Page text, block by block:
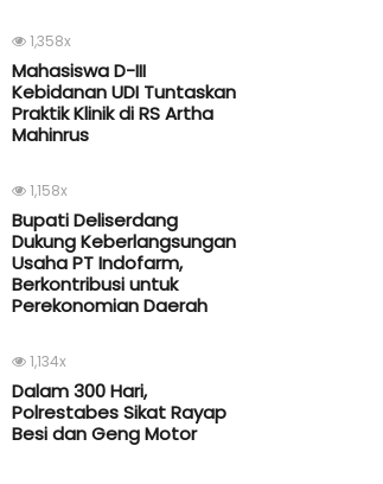
1,358x
Mahasiswa D-III
Kebidanan UDI Tuntaskan
Praktik Klinik di RS Artha
Mahinrus
1,158x
Bupati Deliserdang
Dukung Keberlangsungan
Usaha PT Indofarm,
Berkontribusi untuk
Perekonomian Daerah
1,134x
Dalam 300 Hari,
Polrestabes Sikat Rayap
Besi dan Geng Motor